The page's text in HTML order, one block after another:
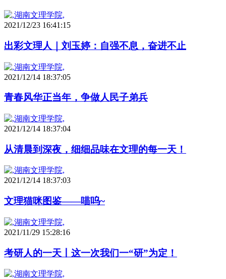
2021/12/23 16:41:15
出彩文理人｜刘玉婷：自强不息，奋进不止
2021/12/14 18:37:05
青春风华正当年，争做人民子弟兵
2021/12/14 18:37:04
从清晨到深夜，细细品味在文理的每一天！
2021/12/14 18:37:03
文理猫咪图鉴——喵呜~
2021/11/29 15:28:16
考研人的一天丨这一次我们一“研”为定！